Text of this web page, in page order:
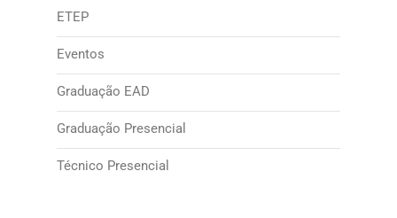
ETEP
Eventos
Graduação EAD
Graduação Presencial
Técnico Presencial